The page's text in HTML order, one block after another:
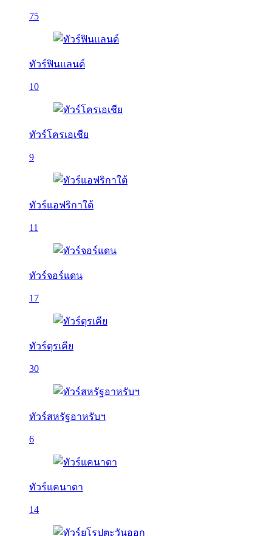
75
ทัวร์ฟินแลนด์
10
ทัวร์โครเอเชีย
9
ทัวร์แอฟริกาใต้
11
ทัวร์จอร์แดน
17
ทัวร์ตุรเคีย
30
ทัวร์สหรัฐอาหรับฯ
6
ทัวร์แคนาดา
14